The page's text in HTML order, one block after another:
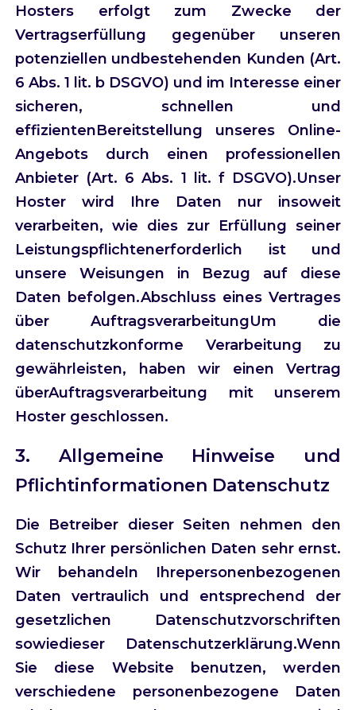
Hosters erfolgt zum Zwecke der
Vertragserfüllung gegenüber unseren
potenziellen undbestehenden Kunden (Art.
6 Abs. 1 lit. b DSGVO) und im Interesse einer
sicheren, schnellen und
effizientenBereitstellung unseres Online-
Angebots durch einen professionellen
Anbieter (Art. 6 Abs. 1 lit. f DSGVO).Unser
Hoster wird Ihre Daten nur insoweit
verarbeiten, wie dies zur Erfüllung seiner
Leistungspflichtenerforderlich ist und
unsere Weisungen in Bezug auf diese
Daten befolgen.Abschluss eines Vertrages
über AuftragsverarbeitungUm die
datenschutzkonforme Verarbeitung zu
gewährleisten, haben wir einen Vertrag
überAuftragsverarbeitung mit unserem
Hoster geschlossen.
3. Allgemeine Hinweise und
Pflichtinformationen Datenschutz
Die Betreiber dieser Seiten nehmen den
Schutz Ihrer persönlichen Daten sehr ernst.
Wir behandeln Ihrepersonenbezogenen
Daten vertraulich und entsprechend der
gesetzlichen Datenschutzvorschriften
sowiedieser Datenschutzerklärung.Wenn
Sie diese Website benutzen, werden
verschiedene personenbezogene Daten